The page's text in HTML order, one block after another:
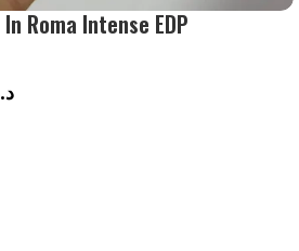
Roma Intense EDP